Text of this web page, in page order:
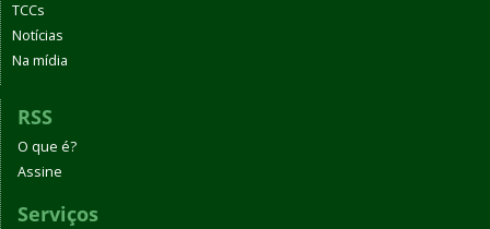
TCCs
Notícias
Na mídia
RSS
O que é?
Assine
Serviços